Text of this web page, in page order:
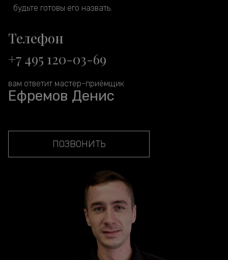
будьте готовы его назвать.
Телефон
+7 495 120-03-69
вам ответит мастер-приёмщик
Ефремов Денис
ПОЗВОНИТЬ